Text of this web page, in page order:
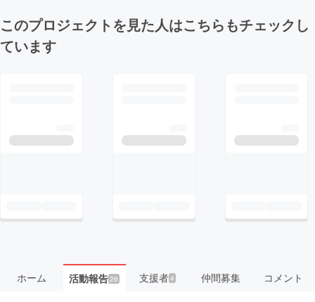
このプロジェクトを見た人はこちらもチェックし
ています
ホーム 活動報告26 支援者4 仲間募集 コメント